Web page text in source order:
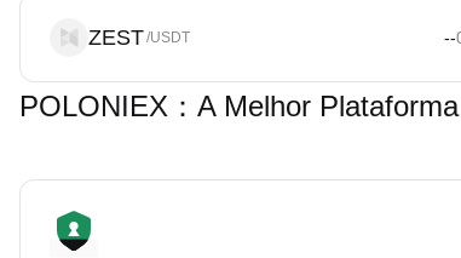
ZEST/USDT --
POLONIEX：A Melhor